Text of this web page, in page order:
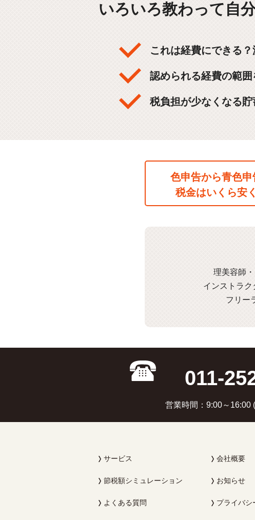
いろいろ教わって自
これは経費にできる
認められる経費の範
税負担が少なくなる
色申告から青色申
税金はいくら安
理美容師
インストラ
フリー
011-
営業時間：9:00～16:00
サービス
節税額シミュレーション
よくある質問
会社概要
お知らせ
プライバシ